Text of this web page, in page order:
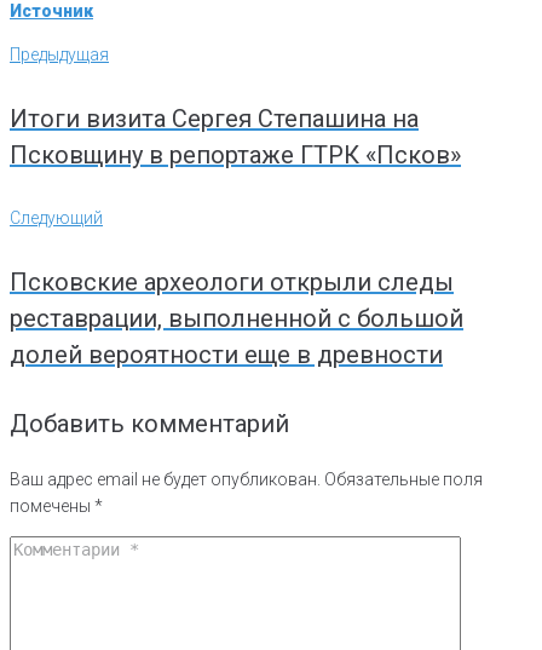
Источник
Навигация
по
Предыдущая
Предыдущая
Итоги визита Сергея Степашина на
Псковщину в репортаже ГТРК «Псков»
Следующий
Следующий
Псковские археологи открыли следы
реставрации, выполненной с большой
долей вероятности еще в древности
Добавить комментарий
Ваш адрес email не будет опубликован. Обязательные поля
помечены *